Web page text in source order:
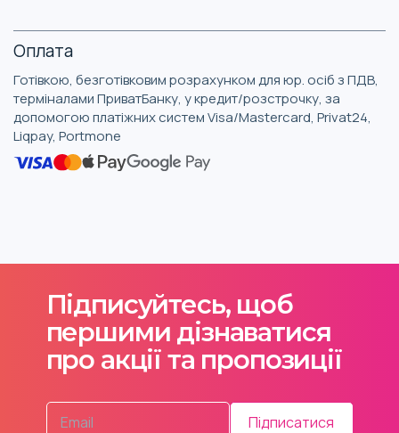
Оплата
Готівкою, безготівковим розрахунком для юр. осіб з ПДВ,
терміналами ПриватБанку, у кредит/розстрочку, за
допомогою платіжних систем Visa/Mastercard, Privat24,
Liqpay, Portmone
Підписуйтесь, щоб
першими дізнаватися
про акції та пропозиції
Підписатися